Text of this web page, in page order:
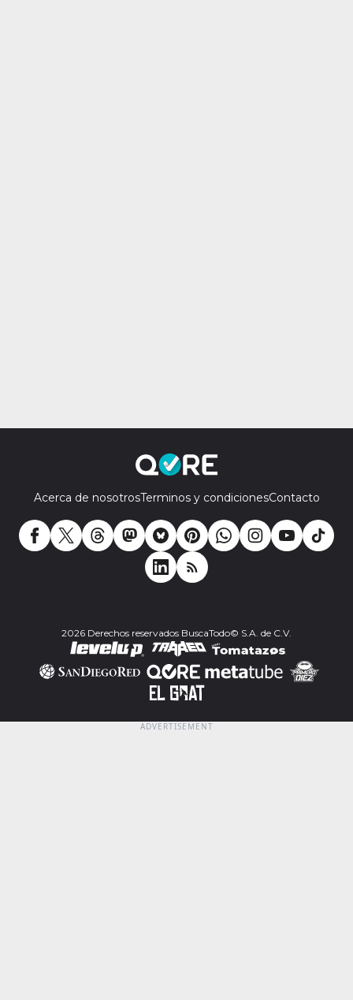
Acerca de nosotrosTerminos y condicionesContacto
2026 Derechos reservados BuscaTodo© S.A. de C.V.